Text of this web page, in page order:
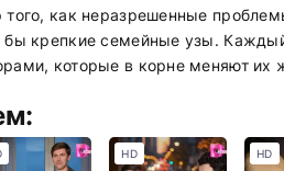
того, как неразрешенные
бы крепкие семейные узы.
которые в корне меняют их
HD HD